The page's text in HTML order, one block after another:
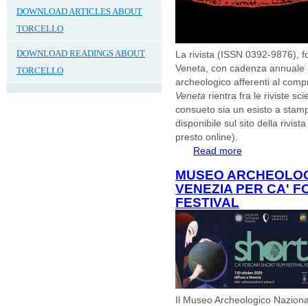
DOWNLOAD ARTICLES ABOUT
TORCELLO
DOWNLOAD READINGS ABOUT
TORCELLO
La rivista (ISSN 0392-9876),
Veneta, con cadenza
archeologico afferenti al
Veneta rientra fra le riviste
consueto sia un esisto a
disponibile sul sito della
presto online).
Read more
MUSEO
VENEZIA PER CA'
FESTIVAL
Il Museo Archeologico